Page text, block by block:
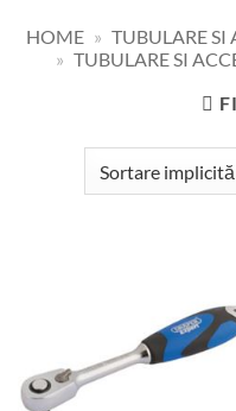
HOME » TUBULARE SI
» TUBULARE SI